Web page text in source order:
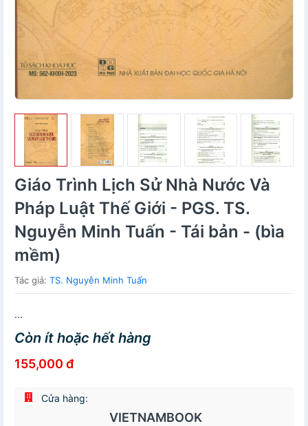
Giáo Trình Lịch Sử Nhà Nước Và
Pháp Luật Thế Giới - PGS. TS.
Nguyễn Minh Tuấn - Tái bản - (bìa
mềm)
Tác giả: TS. Nguyễn Minh Tuấn
...
Còn ít hoặc hết hàng
155,000 đ
Cửa hàng:
VIETNAMBOOK